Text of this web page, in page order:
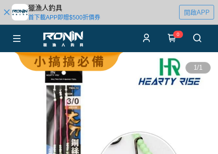
獵漁人釣具
首下載APP即贈$500折價券
開啟APP
0
1/1